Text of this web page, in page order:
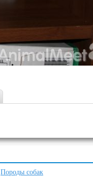
Породы собак